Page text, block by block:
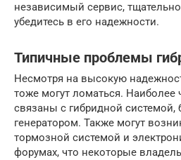
независимый сервис,
убедитесь в его надежности.
Типичные проблемы
Несмотря на высокую
тоже могут ломаться.
связаны с гибридной системой,
генератором. Также могут
тормозной системой и
форумах, что некоторые